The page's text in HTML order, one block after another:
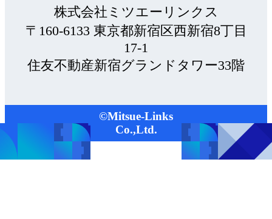
株式会社ミツエーリンクス
〒160-6133 東京都新宿区西新宿8丁目
17-1
住友不動産新宿グランドタワー33階
©Mitsue-Links
Co.,Ltd.